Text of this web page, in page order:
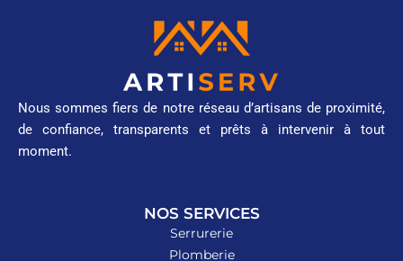
Nous sommes fiers de notre réseau d’artisans de proximité,
de confiance, transparents et prêts à intervenir à tout
moment.
NOS SERVICES
Serrurerie
Plomberie